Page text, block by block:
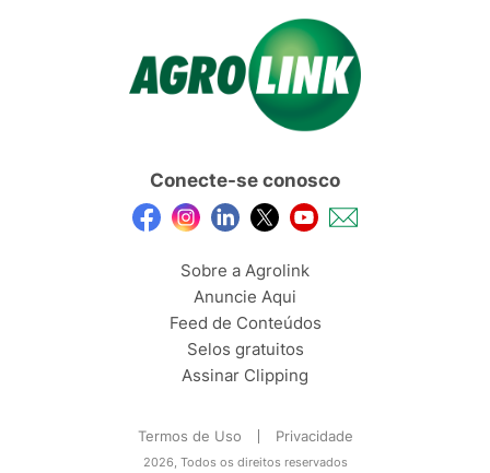
Conecte-se conosco
Sobre a Agrolink
Anuncie Aqui
Feed de Conteúdos
Selos gratuitos
Assinar Clipping
Termos de Uso Privacidade
2026, Todos os direitos reservados